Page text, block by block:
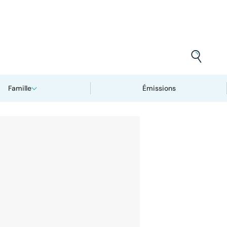
Famille Émissions